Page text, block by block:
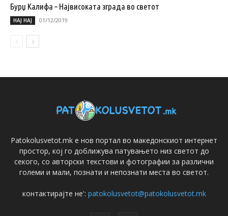
Бурџ Калифа – Највисоката зграда во светот
НАЈ НАЈ 01/12/2019
Patokolusvetot.mk е нов портал во македонскиот интернет
простор, кој го доближува патувањето низ светот до
секого, со авторски текстови и фотографии за различни
големи и мали, познати и непознати места во светот.
контактирајте не': patokolusvetot@patokolusvetot.mk